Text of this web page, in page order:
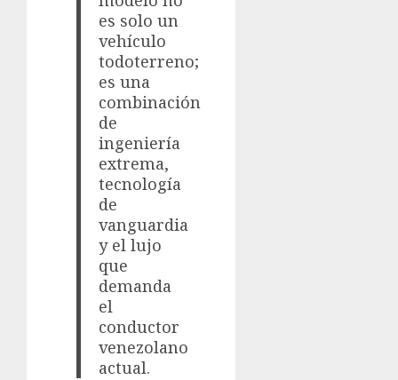
es solo un
vehículo
todoterreno;
es una
combinación
de
ingeniería
extrema,
tecnología
de
vanguardia
y el lujo
que
demanda
el
conductor
venezolano
actual.